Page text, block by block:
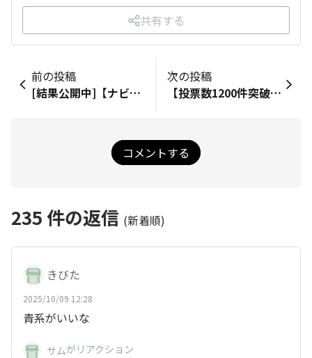
共有する
前の投稿
[結果公開中]【ナビゲーション】あなたは3ボタン派？ジェスチャー派？
次の投稿
【投票数1200件突破！】投票は7月12日(金)午前10時まで！
コメントする
235 件の返信 (新着順)
きびた
2025/10/09 12:28
青系がいいな
サムがリアクション